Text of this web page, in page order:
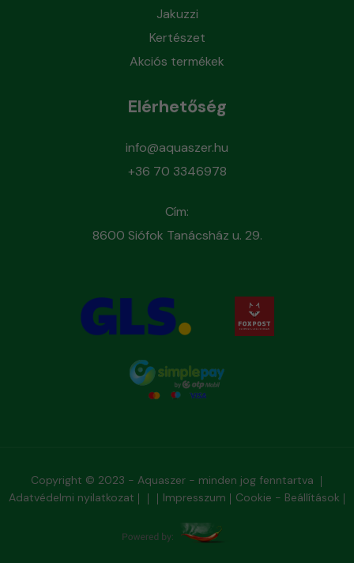
Jakuzzi
Kertészet
Akciós termékek
Elérhetőség
info@aquaszer.hu
+36 70 3346978
Cím:
8600 Siófok Tanácsház u. 29.
Copyright © 2023 - Aquaszer - minden jog fenntartva
Adatvédelmi nyilatkozat
Impresszum Cookie - Beállítások